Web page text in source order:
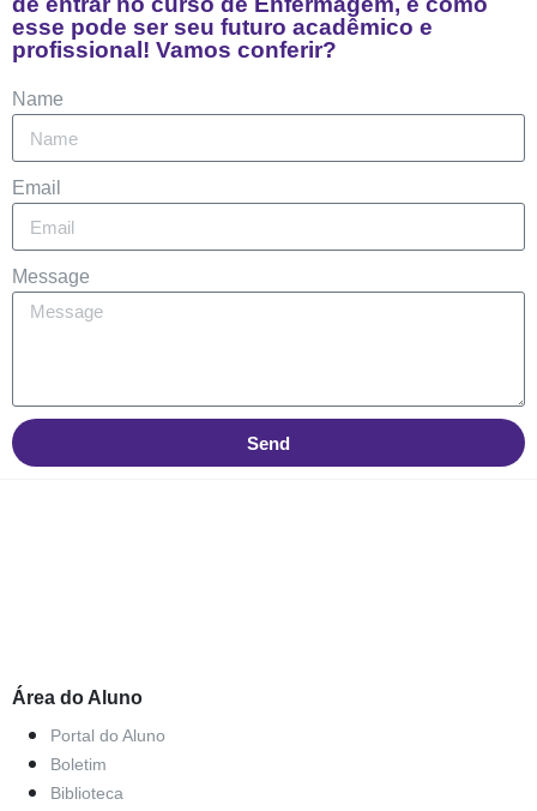
esse pode ser seu futuro acadêmico e
profissional! Vamos conferir?
Name
Email
Message
Send
Área do Aluno
Portal do Aluno
Boletim
Biblioteca